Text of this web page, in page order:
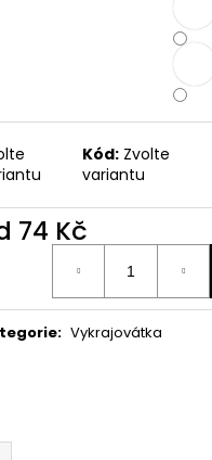
Kód: Zvolte
variantu
74 Kč
: Vykrajovátka